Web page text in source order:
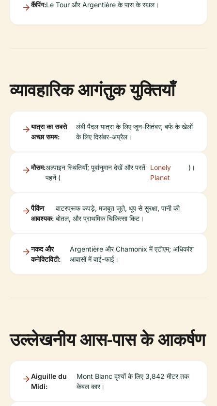
कैंपिंग:Le Tour और Argentière के पास के स्थल।
व्यावहारिक आगंतुक युक्तियाँ
यात्रा का सबसे
अच्छा समय:
लंबी पैदल यात्रा के लिए जून-सितंबर; बर्फ के खेलों
के लिए दिसंबर-अप्रैल।
मौसम:अल्पाइन स्थितियाँ; पूर्वानुमान देखें और परतें
पहनें (
Lonely
Planet
)।
पैकिंग
आवश्यक:
वाटरप्रूफ कपड़े, मजबूत जूते, धूप से सुरक्षा, पानी की
बोतल, और प्राथमिक चिकित्सा किट।
नकद और
कनेक्टिविटी:
Argentière और Chamonix में एटीएम; अधिकांश
आवासों में वाई-फाई।
उल्लेखनीय आस-पास के आकर्षण
Aiguille du
Midi:
Mont Blanc दृश्यों के लिए 3,842 मीटर तक
केबल कार।